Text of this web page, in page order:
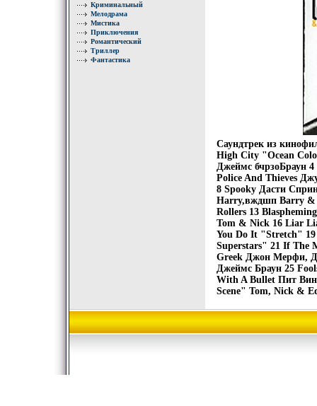
Криминальный
Мелодрама
Мистика
Приключения
Романтический
Триллер
Фантастика
Саундтрек из
High City "Ocean
Джеймс бчрзоБраун
Police And Thieves
8 Spooky Дасти
Harry,вждшп Barry &
Rollers 13
Tom & Nick 16 Liar
You Do It "Stretch"
Superstars" 21 If The
Greek Джон Мерфи,
Джеймс Браун 25
With A Bullet Пит
Scene" Tom, Nick &